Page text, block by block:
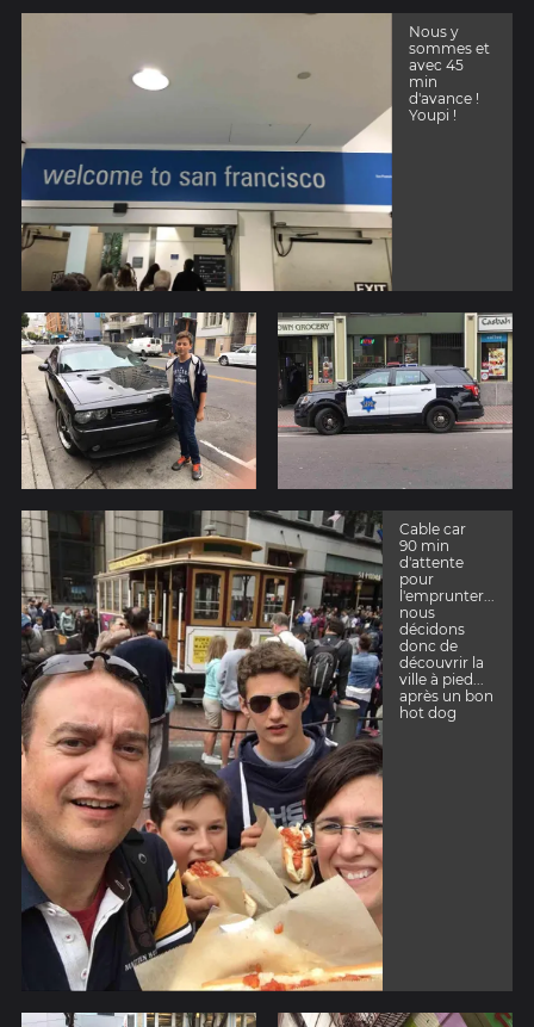
Nous y
sommes et
avec 45
min
d'avance !
Youpi !
Cable car
90 min
d'attente
pour
l'emprunter...
nous
décidons
donc de
découvrir la
ville à pied...
après un bon
hot dog